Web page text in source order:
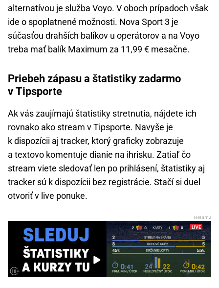
alternatívou je služba Voyo. V oboch prípadoch však
ide o spoplatnené možnosti. Nova Sport 3 je
súčasťou drahších balíkov u operátorov a na Voyo
treba mať balík Maximum za 11,99 € mesačne.
Priebeh zápasu a štatistiky zadarmo
v Tipsporte
Ak vás zaujímajú štatistiky stretnutia, nájdete ich
rovnako ako stream v Tipsporte. Navyše je
k dispozícii aj tracker, ktorý graficky zobrazuje
a textovo komentuje dianie na ihrisku. Zatiaľ čo
stream viete sledovať len po prihlásení, štatistiky aj
tracker sú k dispozícii bez registrácie. Stačí si duel
otvoriť v live ponuke.